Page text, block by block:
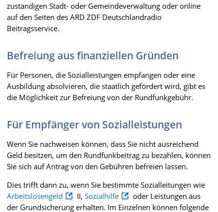
zuständigen Stadt- oder Gemeindeverwaltung oder online
auf den Seiten des ARD ZDF Deutschlandradio
Beitragsservice.
Befreiung aus finanziellen Gründen
Für Personen, die Sozialleistungen empfangen oder eine
Ausbildung absolvieren, die staatlich gefördert wird, gibt es
die Möglichkeit zur Befreiung von der Rundfunkgebühr.
Für Empfänger von Sozialleistungen
Wenn Sie nachweisen können, dass Sie nicht ausreichend
Geld besitzen, um den Rundfunkbeitrag zu bezahlen, können
Sie sich auf Antrag von den Gebühren befreien lassen.
Dies trifft dann zu, wenn Sie bestimmte Sozialleitungen wie
Arbeitslosengeld
II, Sozialhilfe
oder Leistungen aus
der Grundsicherung erhalten. Im Einzelnen können folgende